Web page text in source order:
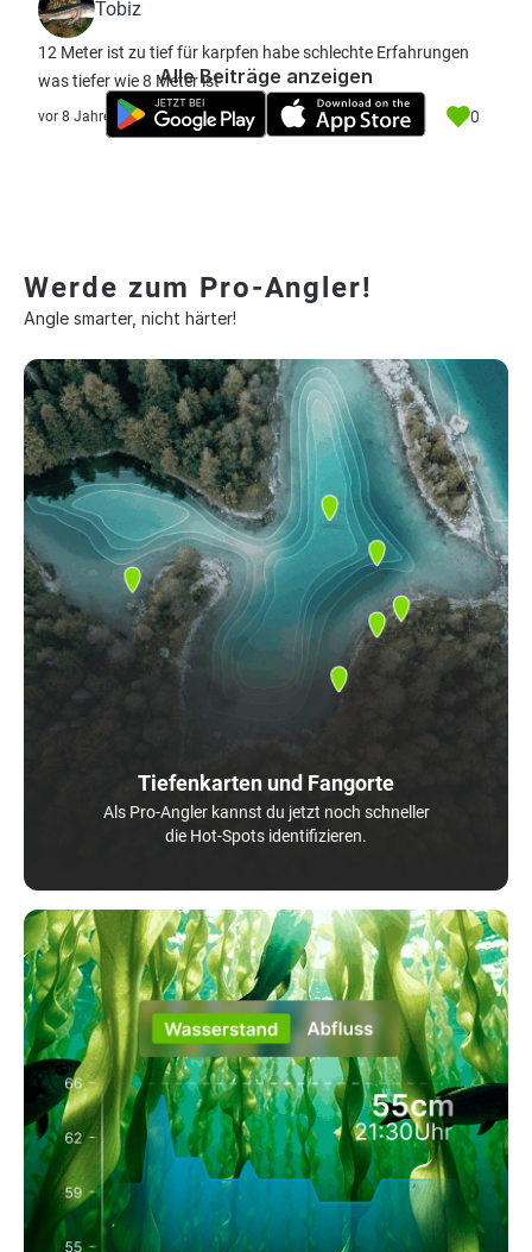
Tobiz
12 Meter ist zu tief für karpfen habe schlechte Erfahrungen
was tiefer wie 8 Meter ist
vor 8 Jahre 0
Alle Beiträge anzeigen
Werde zum Pro-Angler!
Angle smarter, nicht härter!
Tiefenkarten und Fangorte
Als Pro-Angler kannst du jetzt noch schneller
die Hot-Spots identifizieren.